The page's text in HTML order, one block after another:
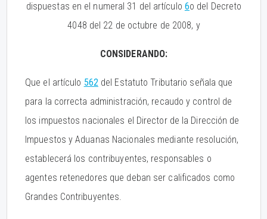
dispuestas en el numeral 31 del artículo 6o del Decreto
4048 del 22 de octubre de 2008, y
CONSIDERANDO:
Que el artículo 562del Estatuto Tributario señala que
para la correcta administración, recaudo y control de
los impuestos nacionales el Director de la Dirección de
Impuestos y Aduanas Nacionales mediante resolución,
establecerá los contribuyentes, responsables o
agentes retenedores que deban ser calificados como
Grandes Contribuyentes.